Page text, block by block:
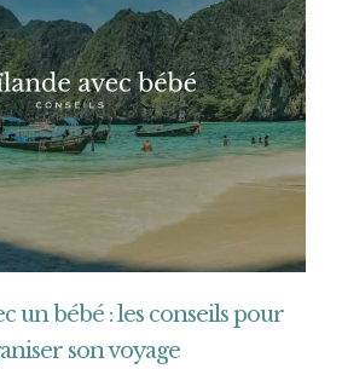
un bébé : les conseils pour
son voyage